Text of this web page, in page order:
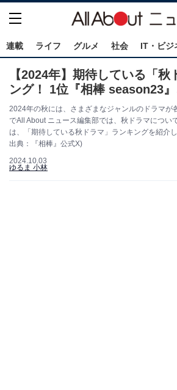
連載 ライフ グルメ 社会 IT・ビジ
【2024年】期待している「秋
ング！ 1位『相棒 season23
2024年の秋には、さまざまなジャンルのドラマが
でAll About ニュース編集部では、秋ドラマについ
は、「期待している秋ドラマ」ランキングを紹介
出典：『相棒』公式X)
2024.10.03
ゆるま 小林